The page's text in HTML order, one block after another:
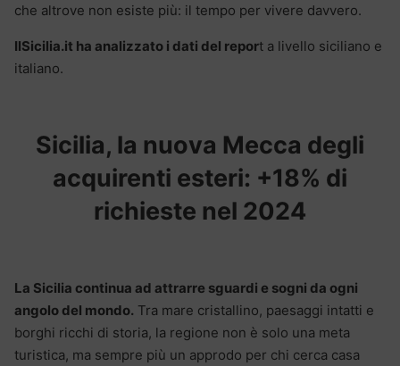
che altrove non esiste più: il tempo per vivere davvero.
IlSicilia.it ha analizzato i dati del report a livello siciliano e
italiano.
Sicilia, la nuova Mecca degli
acquirenti esteri: +18% di
richieste nel 2024
La Sicilia continua ad attrarre sguardi e sogni da ogni
angolo del mondo. Tra mare cristallino, paesaggi intatti e
borghi ricchi di storia, la regione non è solo una meta
turistica, ma sempre più un approdo per chi cerca casa